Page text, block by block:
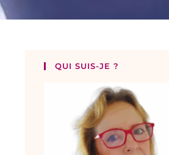
QUI SUIS-JE ?